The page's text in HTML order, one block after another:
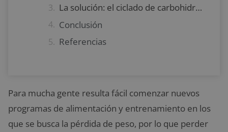
La solución: el ciclado de carbohidratos
Conclusión
Referencias
Para mucha gente resulta fácil comenzar nuevos
programas de alimentación y entrenamiento en los
que se busca la pérdida de peso, por lo que perder